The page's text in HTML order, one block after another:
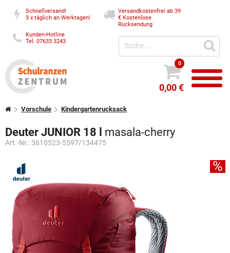
Schnellversand!
3 x täglich an Werktagen!
Versandkostenfrei ab 39
€Kostenlose
Rücksendung
Kunden-Hotline
Tel. 07633 3243
0
0,00 €
Vorschule Kindergartenrucksack
Deuter JUNIOR 18 l masala-cherry
Art.-Nr.: 3610523-5597/134475
%